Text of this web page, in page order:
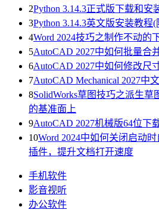
2Python 3.14.3正式版下载和安
3Python 3.14.3英文版安装教程
4Word 2024技巧之制作不动的
5AutoCAD 2027中如何批量合
6AutoCAD 2027中如何修改尺
7AutoCAD Mechanical 2027中
8SolidWorks草图技巧之派生
的基准面上
9AutoCAD 2027机械版64位下
10Word 2024中如何关闭启动
插件，提升文档打开速度
手机软件
影音视听
办公软件